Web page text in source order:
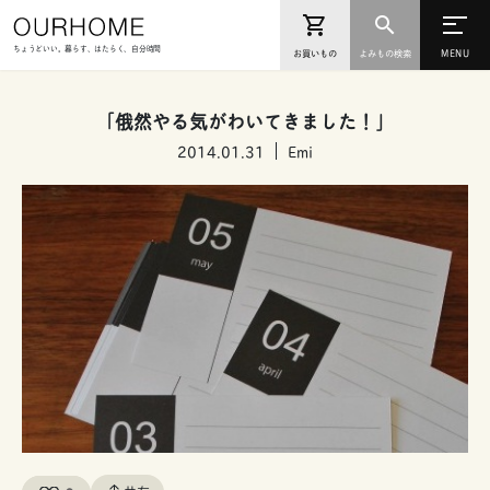
ちょうどいい。暮らす、はたらく、自分時間
「俄然やる気がわいてきました！」
2014.01.31 Emi
お買いもの よみもの検索